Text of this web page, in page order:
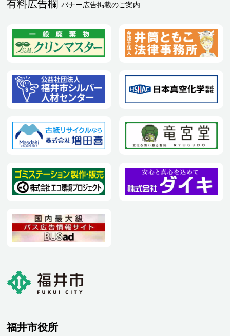
有料広告欄 バナー広告掲載のご案内
福井市役所